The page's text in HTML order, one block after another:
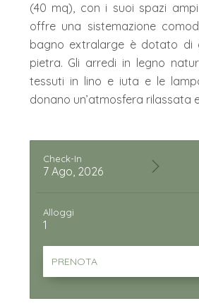
(40 mq), con i suoi spazi
offre una sistemazione
bagno extralarge è dotato di
pietra. Gli arredi in legno
tessuti in lino e iuta e le
donano un’atmosfera rilassata
Check-In
7 Ago, 2026
Alloggi
1